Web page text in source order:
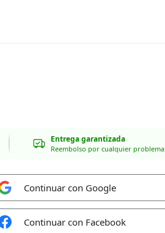
Entrega garantizada
Reembolso por cualquier problema
Continuar con Google
Continuar con Facebook